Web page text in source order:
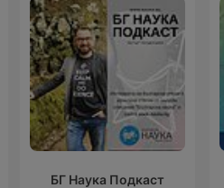
БГ Наука Подкаст